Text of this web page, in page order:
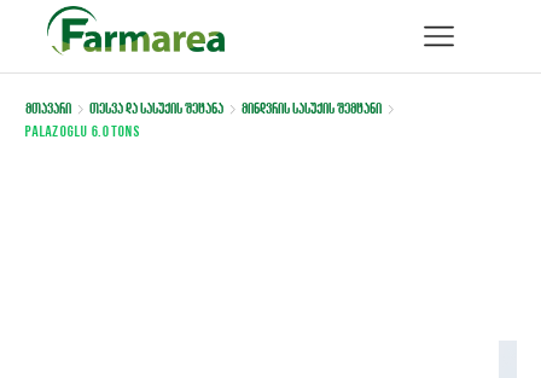
მთავარი თესვა და სასუქის შეტანა
მინდვრის სასუქის შემტანი
PALAZOGLU 6.0 TONS